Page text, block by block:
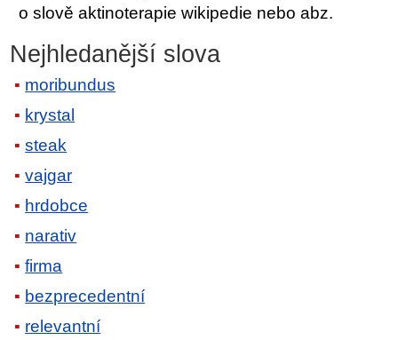
o slově aktinoterapie wikipedie nebo abz.
Nejhledanější slova
moribundus
krystal
steak
vajgar
hrdobce
narativ
firma
bezprecedentní
relevantní